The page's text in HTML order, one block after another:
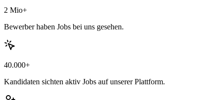
2 Mio+
Bewerber haben Jobs bei uns gesehen.
40.000+
Kandidaten sichten aktiv Jobs auf unserer Plattform.